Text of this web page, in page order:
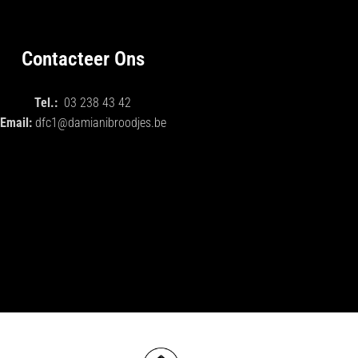
Contacteer Ons
Tel.: 03 238 43 42
Email:dfc1@damianibroodjes.be